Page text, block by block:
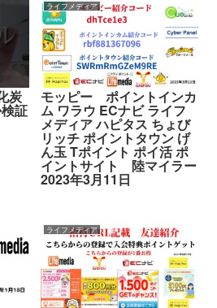
炭
証
ライフメディア
モッピー ポイントインカ
ム ワラウ ECナビ ライフ
メディア ハピタス ちょび
リッチ ポイントタウン げ
ん玉 Tポイント ポイ活 ポ
イントサイト 陸マイラー
2023年3月11日
ライフメディア